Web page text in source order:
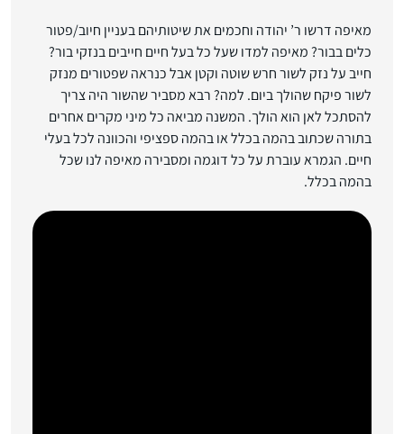
מאיפה דרשו ר’ יהודה וחכמים את שיטותיהם בעניין חיוב/פטור
כלים בבור? מאיפה למדו שעל כל בעל חיים חייבים בנזקי בור?
חייב על נזק לשור חרש שוטה וקטן אבל כנראה שפטורים מנזק
לשור פיקח שהולך ביום. למה? רבא מסביר שהשור היה צריך
להסתכל לאן הוא הולך. המשנה מביאה כל מיני מקרים אחרים
בתורה שכתוב בהמה בכלל או בהמה ספציפי והכוונה לכל בעלי
חיים. הגמרא עוברת על כל דוגמה ומסבירה מאיפה לנו שכל
בהמה בכלל.